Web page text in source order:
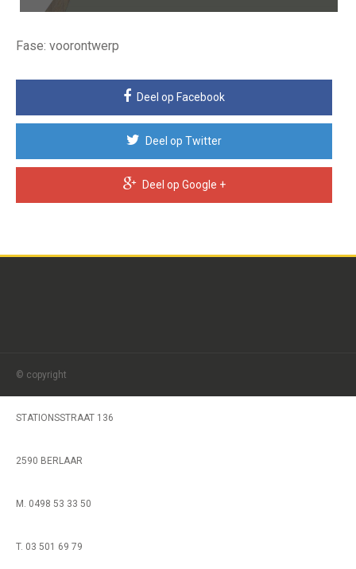
Fase: voorontwerp
Deel op Facebook
Deel op Twitter
Deel op Google +
© copyright
STATIONSSTRAAT 136
2590 BERLAAR
M. 0498 53 33 50
T. 03 501 69 79